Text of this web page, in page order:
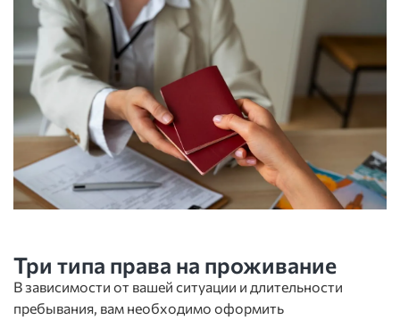
Три типа права на проживание
В зависимости от вашей ситуации и длительности
пребывания, вам необходимо оформить